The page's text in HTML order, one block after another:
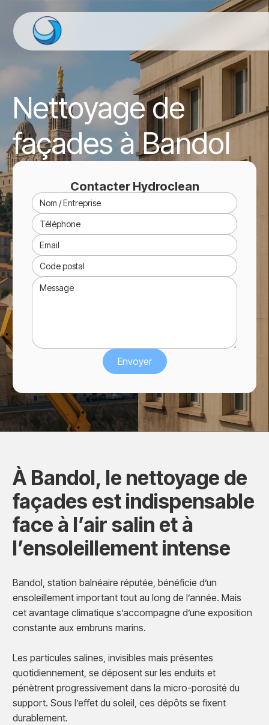
Nettoyage de
façades à Bandol
Contacter Hydroclean
À Bandol, le nettoyage de
façades est indispensable
face à l’air salin et à
l’ensoleillement intense
Bandol, station balnéaire réputée, bénéficie d’un
ensoleillement important tout au long de l’année. Mais
cet avantage climatique s’accompagne d’une exposition
constante aux embruns marins.
Les particules salines, invisibles mais présentes
quotidiennement, se déposent sur les enduits et
pénètrent progressivement dans la micro-porosité du
support. Sous l’effet du soleil, ces dépôts se fixent
durablement.